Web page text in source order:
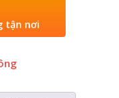
tận nơi